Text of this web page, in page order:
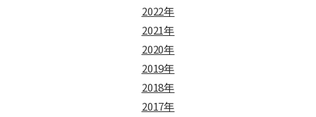
2022年
2021年
2020年
2019年
2018年
2017年